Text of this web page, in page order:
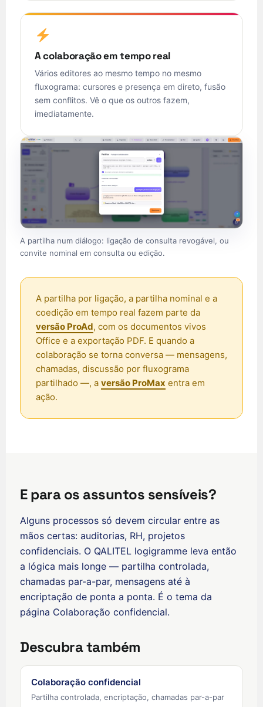
A colaboração em tempo real
Vários editores ao mesmo tempo no mesmo
fluxograma: cursores e presença em direto, fusão
sem conflitos. Vê o que os outros fazem,
imediatamente.
A partilha num diálogo: ligação de consulta revogável, ou
convite nominal em consulta ou edição.
A partilha por ligação, a partilha nominal e a
coedição em tempo real fazem parte da
versão ProAd, com os documentos vivos
Office e a exportação PDF. E quando a
colaboração se torna conversa — mensagens,
chamadas, discussão por fluxograma
partilhado —, a versão ProMax entra em
ação.
E para os assuntos sensíveis?
Alguns processos só devem circular entre as
mãos certas: auditorias, RH, projetos
confidenciais. O QALITEL logigramme leva então
a lógica mais longe — partilha controlada,
chamadas par-a-par, mensagens até à
encriptação de ponta a ponta. É o tema da
página Colaboração confidencial.
Descubra também
Colaboração confidencial
Partilha controlada, encriptação, chamadas par-a-par
Español de Chile
Deutsch (Schweiz)
Nederlands (België)
香港中文
العربية (السعودية)
العربية (الإمارات)
العربية (مصر)
Te reo Māori
ʻŌlelo Hawaiʻi